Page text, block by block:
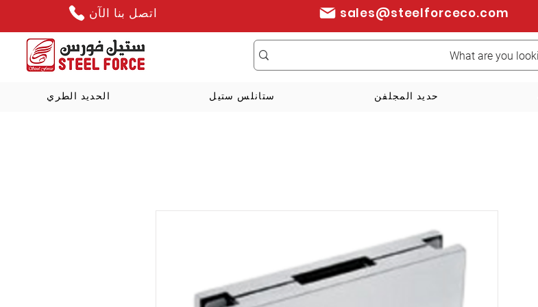
اتصل بنا الآن sales@steelforceco.com
الحديد الطري ستانلس ستيل حديد المجلفن